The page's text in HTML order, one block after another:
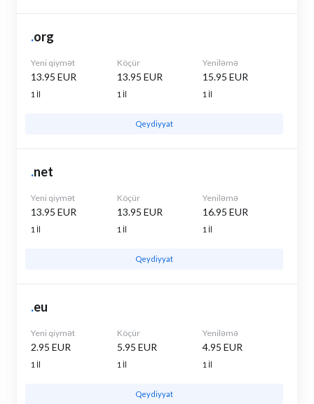
.org
Yeni qiymət
13.95 EUR
1 İl
Köçür
13.95 EUR
1 İl
Yeniləmə
15.95 EUR
1 İl
Qeydiyyat
.net
Yeni qiymət
13.95 EUR
1 İl
Köçür
13.95 EUR
1 İl
Yeniləmə
16.95 EUR
1 İl
Qeydiyyat
.eu
Yeni qiymət
2.95 EUR
1 İl
Köçür
5.95 EUR
1 İl
Yeniləmə
4.95 EUR
1 İl
Qeydiyyat